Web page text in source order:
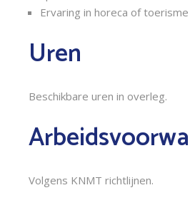
Ervaring in horeca of
Uren
Beschikbare uren in overleg.
Volgens KNMT richtlijnen.